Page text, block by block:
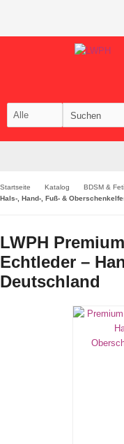
Startseite Katalog BDSM &
Hals-, Hand-, Fuß- &
LWPH
Echtleder –
Deutschland